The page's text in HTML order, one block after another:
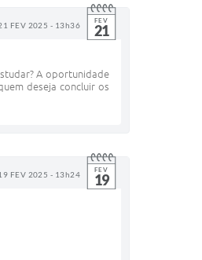
FEV 2025 - 13h36 FEV
21
estudar? A oportunidade
deseja concluir os
FEV 2025 - 13h24 FEV
19